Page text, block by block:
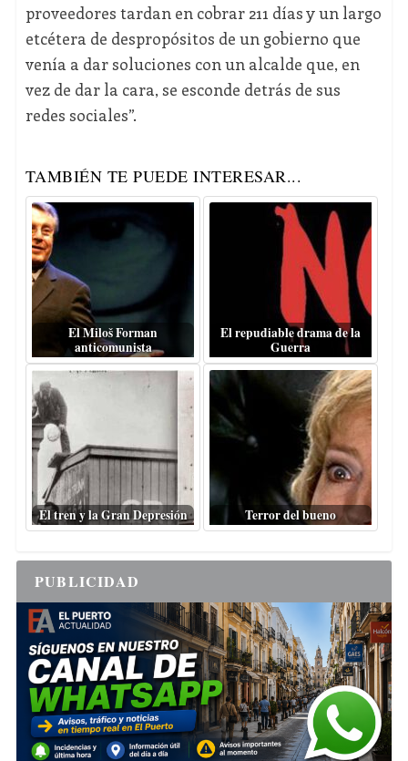
proveedores tardan en cobrar 211 días y un largo
etcétera de despropósitos de un gobierno que
venía a dar soluciones con un alcalde que, en
vez de dar la cara, se esconde detrás de sus
redes sociales”.
TAMBIÉN TE PUEDE INTERESAR...
El Miloš Forman
anticomunista
El repudiable drama de la
Guerra
El tren y la Gran Depresión Terror del bueno
PUBLICIDAD